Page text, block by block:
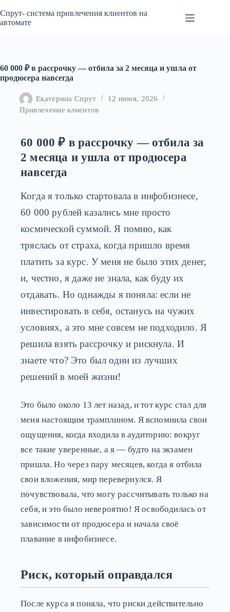
к
сути
Спрут- система привлечения клиентов на
автомате
60 000 ₽ в рассрочку — отбила за 2 месяца и ушла от
продюсера навсегда
Екатерина Спрут
12 июня, 2026
Привлечение клиентов
60 000 ₽ в рассрочку — отбила за
2 месяца и ушла от продюсера
навсегда
Когда я только стартовала в инфобизнесе,
60 000 рублей казались мне просто
космической суммой. Я помню, как
тряслась от страха, когда пришло время
платить за курс. У меня не было этих денег,
и, честно, я даже не знала, как буду их
отдавать. Но однажды я поняла: если не
инвестировать в себя, останусь на чужих
условиях, а это мне совсем не подходило. Я
решила взять рассрочку и рискнула. И
знаете что? Это был один из лучших
решений в моей жизни!
Это было около 13 лет назад, и тот курс стал для
меня настоящим трамплином. Я вспомнила свои
ощущения, когда входила в аудиторию: вокруг
все такие уверенные, а я — будто на экзамен
пришла. Но через пару месяцев, когда я отбила
свои вложения, мир перевернулся. Я
почувствовала, что могу рассчитывать только на
себя, и это было невероятно! Я освободилась от
зависимости от продюсера и начала своё
плавание в инфобизнесе.
Риск, который оправдался
После курса я поняла, что риски действительно